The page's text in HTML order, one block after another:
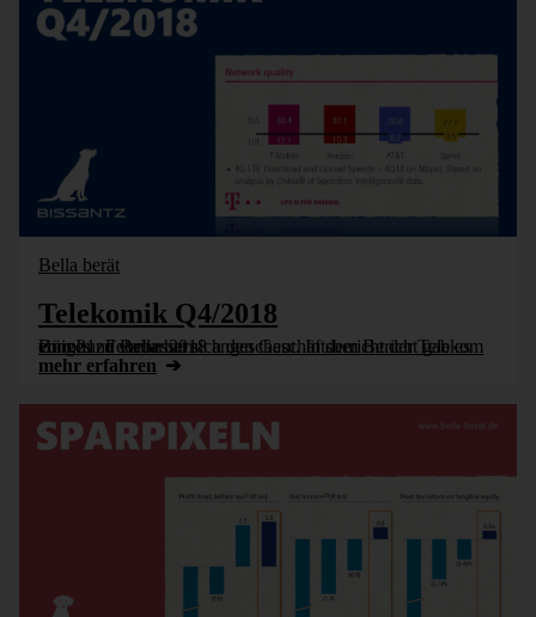
Bella berät
Telekomik Q4/2018
Bürohund Bella hat sich den Geschäftsbericht der Telekom vom 21. Februar 2018 angeschaut. In dem Bericht gab es einiges zu verbessern.
mehr erfahren